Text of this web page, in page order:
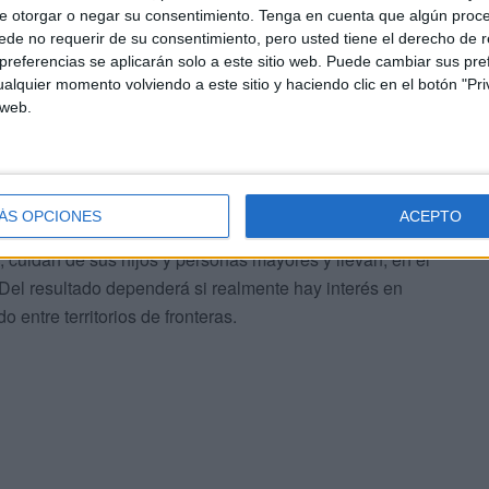
otorgar o negar su consentimiento. Tenga en cuenta que algún
no requerir de su consentimiento, pero usted tiene el derecho de
se aplicarán solo a este sitio web. Puede cambiar sus
momento volviendo a este sitio y haciendo clic en el botón
OPCIONES ACEPTO
han dejado en evidencia que son muchas las
careciendo de cualquier tipo de contrato,
puede tener graves consecuencias si, por ejemplo,
cualquier tipo de respaldo.
para que los ciudadanos se animen a
de sus hijos y personas mayores y llevan, en el
resultado dependerá si realmente hay interés en
entre territorios de fronteras.